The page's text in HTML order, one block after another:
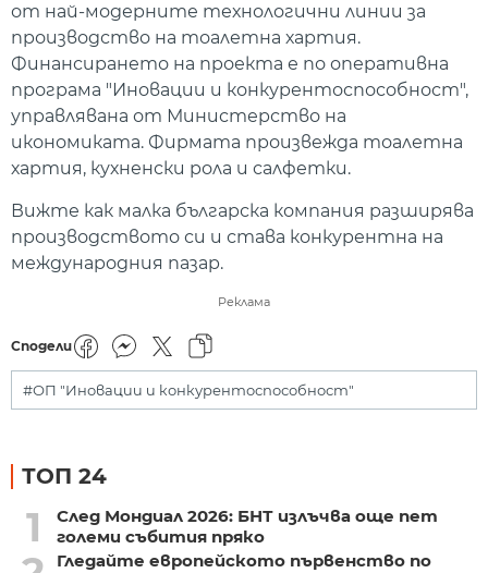
от най-модерните технологични линии за
производство на тоалетна хартия.
Финансирането на проекта е по оперативна
програма "Иновации и конкурентоспособност",
управлявана от Министерство на
икономиката. Фирмата произвежда тоалетна
хартия, кухненски рола и салфетки.
Вижте как малка българска компания разширява
производството си и става конкурентна на
международния пазар.
Реклама
Сподели
#ОП "Иновации и конкурентоспособност"
ТОП 24
1
След Мондиал 2026: БНТ излъчва още пет
големи събития пряко
Гледайте европейското първенство по